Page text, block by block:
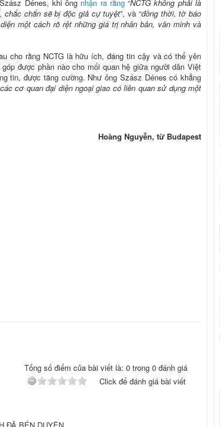
Dénes, khi ông nhận ra rằng“NCTG không phải là
chắc chắn sẽ bị độc giả cự tuyệt”, và “đồng thời, tờ báo
một cách rõ rệt những giá trị nhân bản, văn minh và
cho rằng NCTG là hữu ích, đáng tin cậy và có thể yên
được phần nào cho mối quan hệ giữa người dân Việt
tin, được tăng cường. Như ông Szász Dénes có khẳng
cơ quan đại diện ngoại giao có liên quan sử dụng một
Hoàng Nguyễn, từ Budapest
Tổng số điểm của bài viết là: 0 trong 0 đánh giá
Click để đánh giá bài viết
ĐÃ BÉN DUYÊN